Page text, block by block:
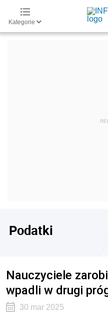
Kategorie
Podatki
Nauczyciele
wpadli w drugi
30 mar 2025